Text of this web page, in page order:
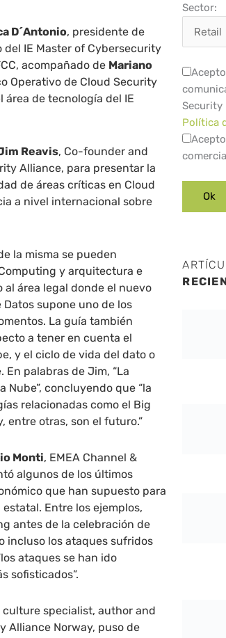
D´Antonio, presidente de
del IE Master of Cybersecurity
acompañado de Mariano
Operativo de Cloud Security
área de tecnología del IE
Reavis, Co-founder and
Alliance, para presentar la
de áreas críticas en Cloud
a nivel internacional sobre
la misma se pueden
y arquitectura e
área legal donde el nuevo
supone uno de los
La guía también
a tener en cuenta el
y el ciclo de vida del dato o
palabras de Jim, “La
concluyendo que “la
relacionadas como el Big
entre otras, son el futuro.”
Monti, EMEA Channel &
algunos de los últimos
que han supuesto para
Entre los ejemplos,
antes de la celebración de
incluso los ataques sufridos
ataques se han ido
sofisticados”.
culture specialist, author and
Alliance Norway, puso de
Sector:
Security
Política